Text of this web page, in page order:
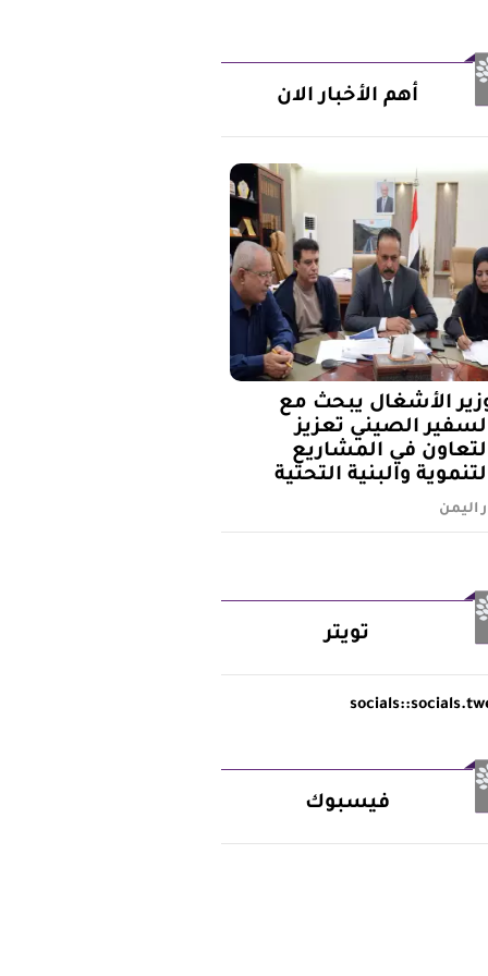
أهم الأخبار الان
الأشغال يبحث مع
الصيني تعزيز
في المشاريع
والبنية التحتية
اليمن
تويتر
فيسبوك